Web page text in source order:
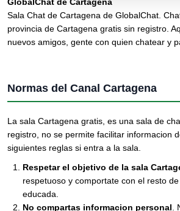
Sala Chat de Cartagena de GlobalChat.
provincia de Cartagena gratis sin registro.
nuevos amigos, gente con quien chatear y
Normas del Canal Cartagena
La sala Cartagena gratis, es una sala de
registro, no se permite facilitar informacion
siguientes reglas si entra a la sala.
Respetar el objetivo de la sala
respetuoso y comportate con el resto
educada.
No compartas informacion personal